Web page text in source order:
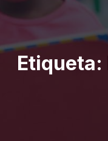
Etiqueta: